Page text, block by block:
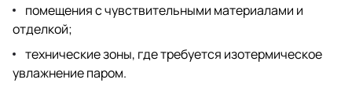
помещения с чувствительными материалами и
отделкой;
технические зоны, где требуется изотермическое
увлажнение паром.